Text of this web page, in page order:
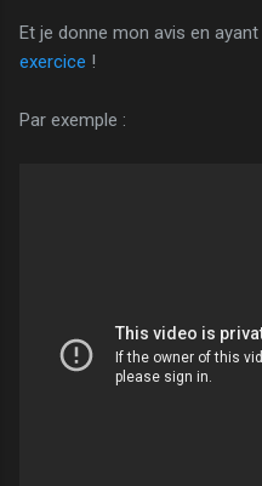
Et je donne mon avis en ayant
exercice !
Par exemple :